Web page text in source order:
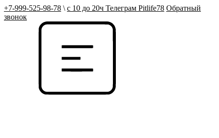
+7-999-525-98-78 \ с 10 до 20ч Телеграм Pitlife78 Обратный
звонок